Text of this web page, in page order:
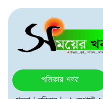
পত্রিকার খবর